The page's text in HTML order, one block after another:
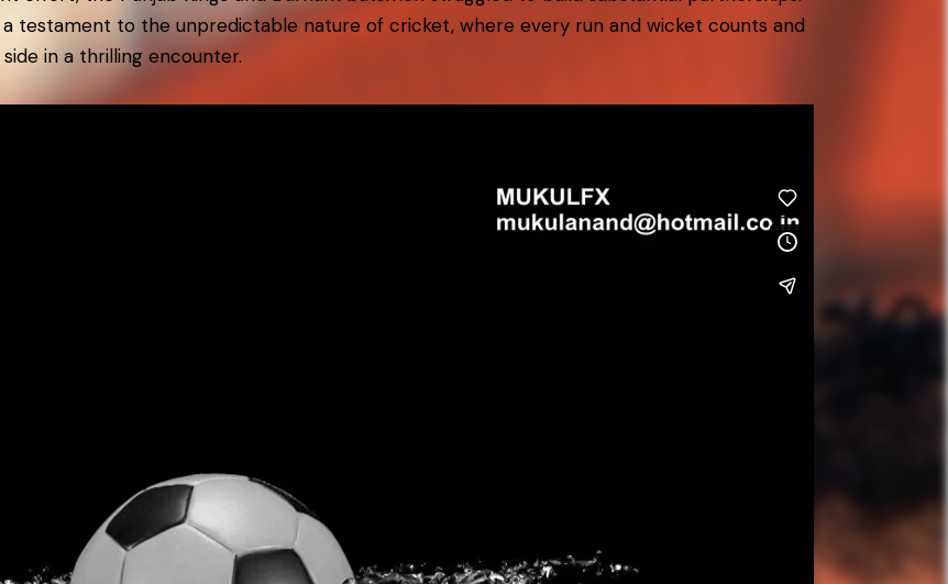
testament to the unpredictable nature of cricket, where every run and wicket counts and
in a thrilling encounter.